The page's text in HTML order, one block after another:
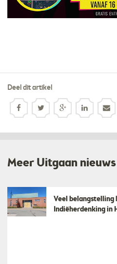
Deel dit artikel
Meer Uitgaan nieuws
Veel
Indiëherdenking in